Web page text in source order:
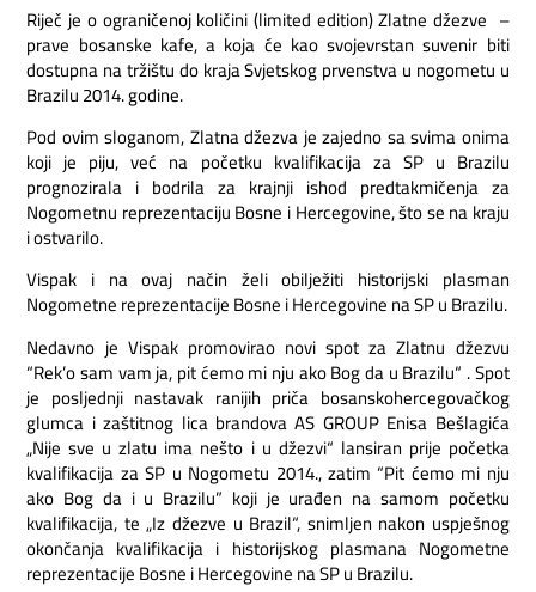
Riječ je o ograničenoj količini (limited edition) Zlatne džezve –
prave bosanske kafe, a koja će kao svojevrstan suvenir biti
dostupna na tržištu do kraja Svjetskog prvenstva u nogometu u
Brazilu 2014. godine.
Pod ovim sloganom, Zlatna džezva je zajedno sa svima onima
koji je piju, već na početku kvalifikacija za SP u Brazilu
prognozirala i bodrila za krajnji ishod predtakmičenja za
Nogometnu reprezentaciju Bosne i Hercegovine, što se na kraju
i ostvarilo.
Vispak i na ovaj način želi obilježiti historijski plasman
Nogometne reprezentacije Bosne i Hercegovine na SP u Brazilu.
Nedavno je Vispak promovirao novi spot za Zlatnu džezvu
“Rek’o sam vam ja, pit ćemo mi nju ako Bog da u Brazilu“ . Spot
je posljednji nastavak ranijih priča bosanskohercegovačkog
glumca i zaštitnog lica brandova AS GROUP Enisa Bešlagića
„Nije sve u zlatu ima nešto i u džezvi“ lansiran prije početka
kvalifikacija za SP u Nogometu 2014., zatim “Pit ćemo mi nju
ako Bog da i u Brazilu” koji je urađen na samom početku
kvalifikacija, te „Iz džezve u Brazil“, snimljen nakon uspješnog
okončanja kvalifikacija i historijskog plasmana Nogometne
reprezentacije Bosne i Hercegovine na SP u Brazilu.